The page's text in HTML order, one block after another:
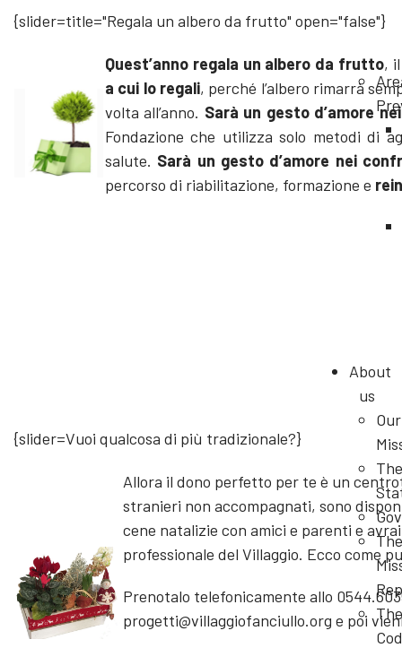
About
us
Our
The
The
The
{slider=title="Regala un albero da frutto" open="false"}
Quest’anno regala un albero da frutto,
a cui lo regali, perché l’albero rimarrà
volta all’anno. Sarà un gesto d’amore
Fondazione che utilizza solo metodi di
salute. Sarà un gesto d’amore nei
percorso di riabilitazione, formazione e
{slider=Vuoi qualcosa di più tradizionale?}
Allora il dono perfetto per te è un
stranieri non accompagnati, sono
cene natalizie con amici e parenti e
professionale del Villaggio. Ecco come
Prenotalo telefonicamente allo
progetti@villaggiofanciullo.org e poi